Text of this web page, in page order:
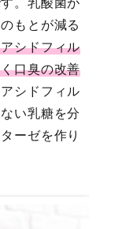
もとが減る
シドフィル
口臭の改善
シドフィル
い乳糖を分
ーゼを作り